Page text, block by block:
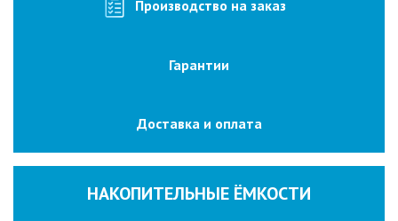
Производство на заказ
Гарантии
Доставка и оплата
НАКОПИТЕЛЬНЫЕ ЁМКОСТИ